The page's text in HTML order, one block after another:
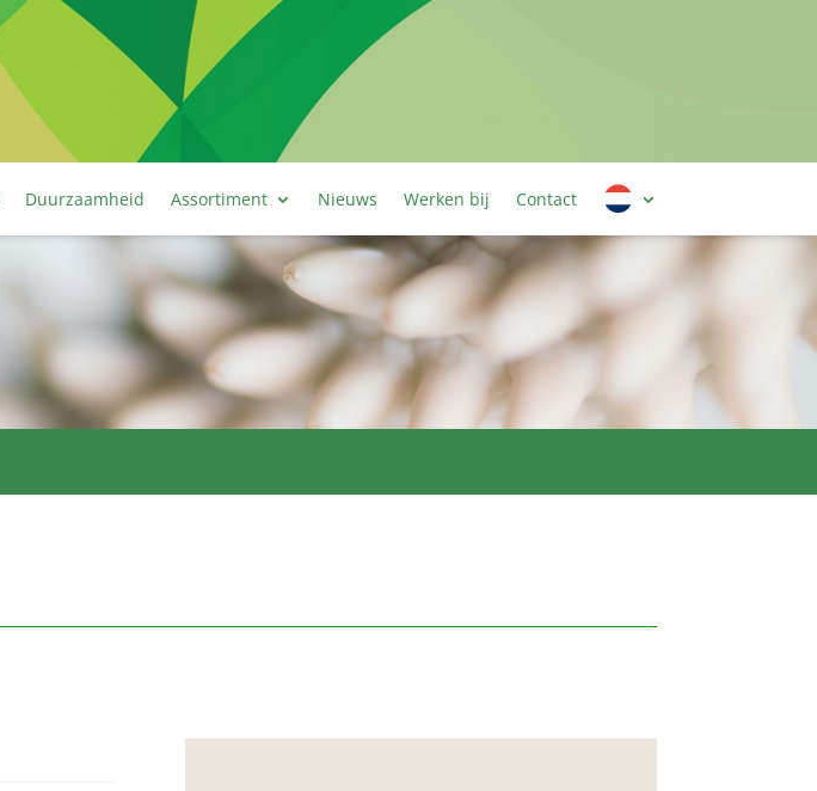
Duurzaamheid Assortiment Nieuws Werken bij Contact